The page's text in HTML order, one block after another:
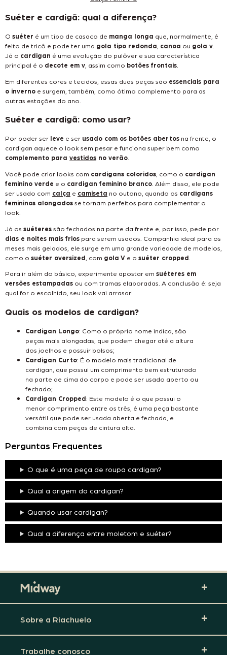
Suéter e cardigã: qual a diferença?
O suéter é um tipo de casaco de manga longa que, normalmente, é
feito de tricô e pode ter uma gola tipo redonda canoa ou gola v
Já o cardigan é uma evolução do pulôver e sua característica
principal é o decote em v , assim como botões frontais
Em diferentes cores e tecidos, essas duas peças são essenciais para
o inverno e surgem, também, como ótimo complemento para as
outras estações do ano.
Suéter e cardigã: como usar?
Por poder ser leve e ser usado com os botões abertos na frente, o
cardigan aquece o look sem pesar e funciona super bem como
complemento para vestidos no verão
Você pode criar looks com cardigans coloridos , como o cardigan
feminino verde e o cardigan feminino branco . Além disso, ele pode
ser usado com calça e camiseta no outono, quando os cardigans
femininos alongadosse tornam perfeitos para complementar o
look.
Já os suéteressão fechados na parte da frente e, por isso, pede por
dias e noites mais frios para serem usados. Companhia ideal para os
meses mais gelados, ele surge em uma grande variedade de modelos,
como o suéter oversized , com gola V e o suéter cropped
Para ir além do básico, experimente apostar em suéteres em
versões estampadas ou com tramas elaboradas. A conclusão é: seja
qual for o escolhido, seu look vai arrasar!
Quais os modelos de cardigan?
Cardigan Longo: Como o próprio nome indica, são
peças mais alongadas, que podem chegar até a altura
dos joelhos e possuir bolsos;
Cardigan Curto: É o modelo mais tradicional de
cardigan, que possui um comprimento bem estruturado
na parte de cima do corpo e pode ser usado aberto ou
fechado;
Cardigan Cropped: Este modelo é o que possui o
menor comprimento entre os três, é uma peça bastante
versátil que pode ser usada aberta e fechada, e
combina com peças de cintura alta.
Perguntas Frequentes
O que é uma peça de roupa cardigan?
Qual a origem do cardigan?
Quando usar cardigan?
Qual a diferença entre moletom e suéter?
Sobre a Riachuelo
Trabalhe conosco